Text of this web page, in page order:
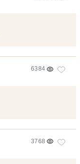
6384
3768